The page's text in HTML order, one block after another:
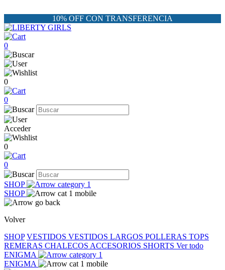
10% OFF CON TRANSFERENCIA
0
0
0
Acceder
0
0
SHOP
SHOP
Volver
SHOP VESTIDOS VESTIDOS LARGOS POLLERAS TOPS
REMERAS CHALECOS ACCESORIOS SHORTS Ver todo
ENIGMA
ENIGMA